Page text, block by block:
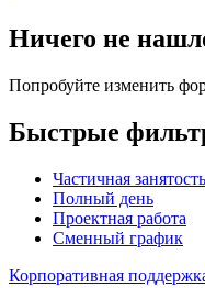
Ничего не
Попробуйте изменить
Быстрые
Частичная занятость
Полный день
Проектная работа
Сменный график
Корпоративная